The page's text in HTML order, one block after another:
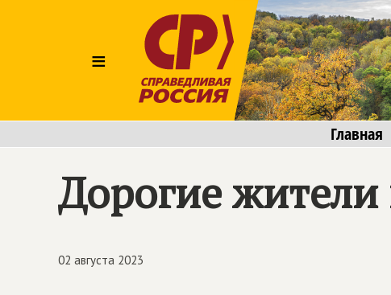
≡
Главная
Дорогие
02 августа 2023